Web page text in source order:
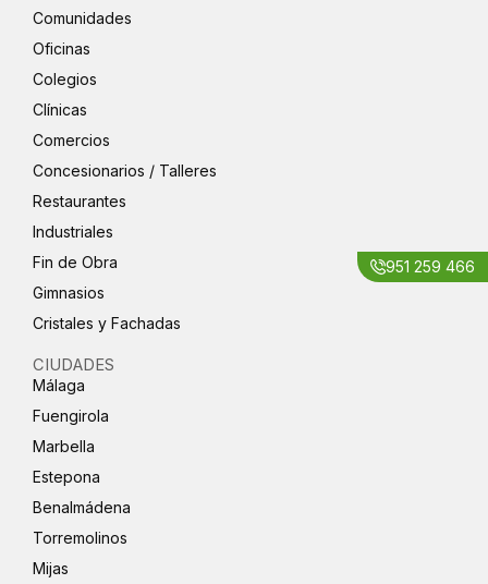
951 259 466
Comunidades
Oficinas
Colegios
Clínicas
Comercios
Concesionarios / Talleres
Restaurantes
Industriales
Fin de Obra
Gimnasios
Cristales y Fachadas
CIUDADES
Málaga
Fuengirola
Marbella
Estepona
Benalmádena
Torremolinos
Mijas